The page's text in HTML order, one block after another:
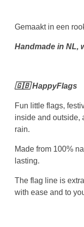
Gemaakt in een
Handmade in NL,
🇬🇧HappyFlags
Fun little flags,
inside and outside,
rain.
Made from 100%
lasting.
The flag line is
with ease and to